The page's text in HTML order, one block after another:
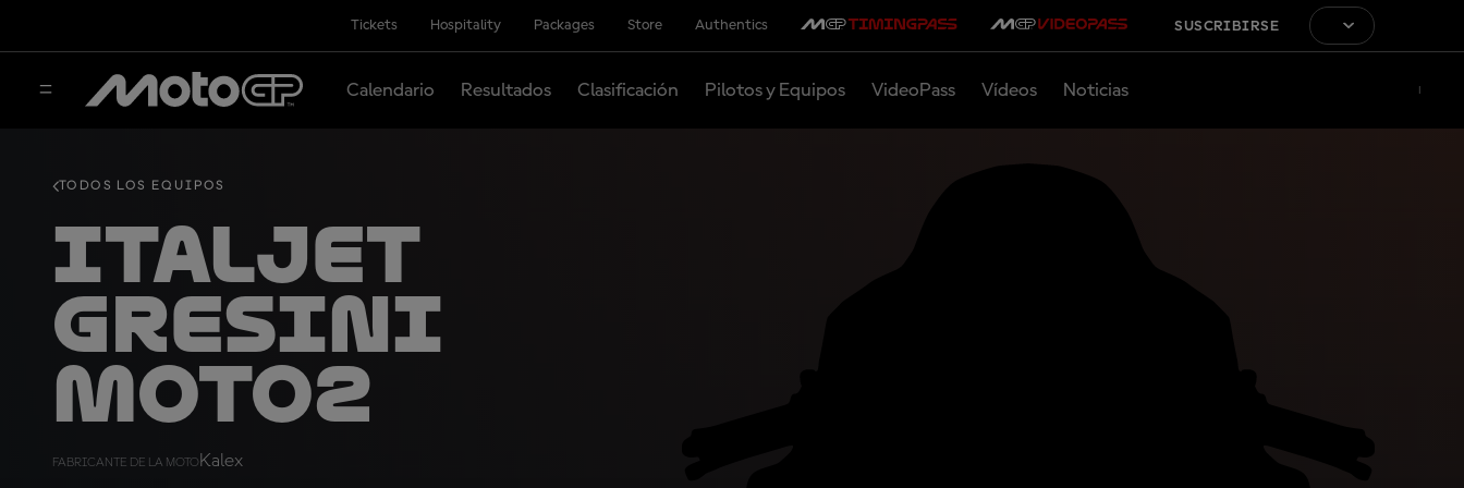
Tickets Hospitality Packages Store Authentics SUSCRIBIRSE
Calendario Resultados Clasificación Pilotos y Equipos VideoPass Vídeos Noticias
TODOS LOS EQUIPOS
ITALJET
Gresini
Moto2
FABRICANTE DE LA MOTO Kalex